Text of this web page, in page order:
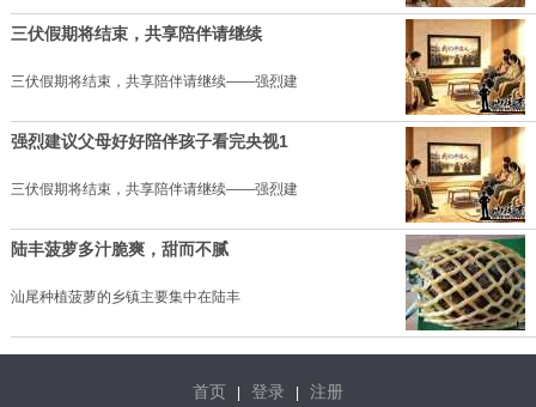
三伏假期将结束，共享陪伴请继续
三伏假期将结束，共享陪伴请继续——强烈建
强烈建议父母好好陪伴孩子看完央视1
三伏假期将结束，共享陪伴请继续——强烈建
陆丰菠萝多汁脆爽，甜而不腻
汕尾种植菠萝的乡镇主要集中在陆丰
首页 登录 注册